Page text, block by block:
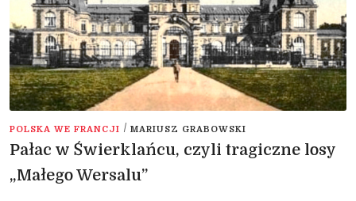
POLSKA WE FRANCJI / MARIUSZ GRABOWSKI
Pałac w Świerklańcu, czyli tragiczne losy
„Małego Wersalu”